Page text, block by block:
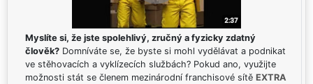
Myslíte si, že jste spolehlivý, zručný a fyzicky zdatný
člověk? Domníváte se, že byste si mohl vydělávat a podnikat
ve stěhovacích a vyklízecích službách? Pokud ano, využijte
možnosti stát se členem mezinárodní franchisové sítě EXTRA